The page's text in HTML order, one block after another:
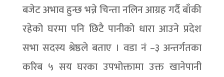
बजेट अभाव हुन्छ भन्ने चिन्ता नलिन आग्रह गर्दै बाँकी
रहेको घरमा पनि छिटै पानीको धारा आउने प्रदेश
सभा सदस्य श्रेष्ठले बताए । वडा नं –३ अन्तर्गतका
करिब ५ सय घरका उपभोक्तामा उक्त खानेपानी